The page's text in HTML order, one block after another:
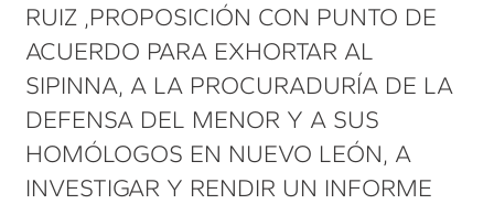
RUIZ ,PROPOSICIÓN CON PUNTO DE
ACUERDO PARA EXHORTAR AL
SIPINNA, A LA PROCURADURÍA DE LA
DEFENSA DEL MENOR Y A SUS
HOMÓLOGOS EN NUEVO LEÓN, A
INVESTIGAR Y RENDIR UN INFORME